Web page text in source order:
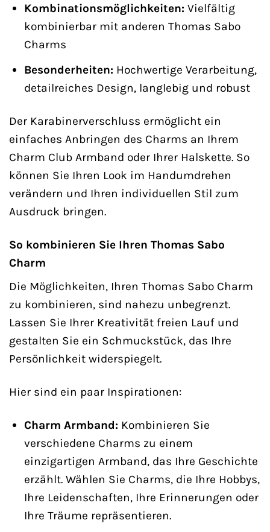
Kombinationsmöglichkeiten:Vielfältig
kombinierbar mit anderen Thomas Sabo
Charms
Besonderheiten:Hochwertige Verarbeitung,
detailreiches Design, langlebig und robust
Der Karabinerverschluss ermöglicht ein
einfaches Anbringen des Charms an Ihrem
Charm Club Armband oder Ihrer Halskette. So
können Sie Ihren Look im Handumdrehen
verändern und Ihren individuellen Stil zum
Ausdruck bringen.
So kombinieren Sie Ihren Thomas Sabo
Charm
Die Möglichkeiten, Ihren Thomas Sabo Charm
zu kombinieren, sind nahezu unbegrenzt.
Lassen Sie Ihrer Kreativität freien Lauf und
gestalten Sie ein Schmuckstück, das Ihre
Persönlichkeit widerspiegelt.
Hier sind ein paar Inspirationen:
Charm Armband:Kombinieren Sie
verschiedene Charms zu einem
einzigartigen Armband, das Ihre Geschichte
erzählt. Wählen Sie Charms, die Ihre Hobbys,
Ihre Leidenschaften, Ihre Erinnerungen oder
Ihre Träume repräsentieren.